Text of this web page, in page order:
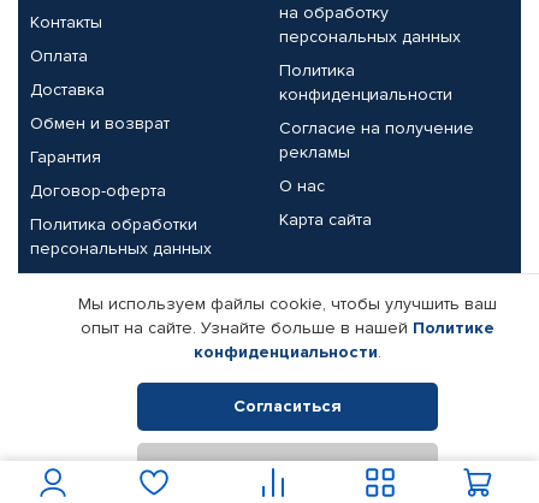
Контакты
Оплата
Доставка
Обмен и возврат
Гарантия
Договор-оферта
Политика обработки
персональных данных
на обработку
персональных данных
Политика
конфиденциальности
Согласие на получение
рекламы
О нас
Карта сайта
Партнерам
Корпоративным клиентам
Поставщикам
Реквизиты компании
© КАМАЗ ЦЕНТР ДОНЕЦК, 2015-2026. Все права защищены.
Интернет-магазин автомобильных товаров Автопрофи.
Мы используем файлы cookie, чтобы улучшить ваш
опыт на сайте. Узнайте больше в нашей Политике
конфиденциальности.
Согласиться
Отклонить